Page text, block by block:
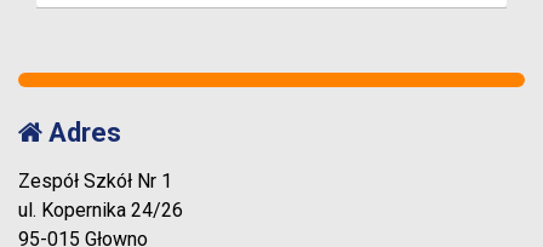
Adres
Zespół Szkół Nr 1
ul. Kopernika 24/26
95-015 Głowno